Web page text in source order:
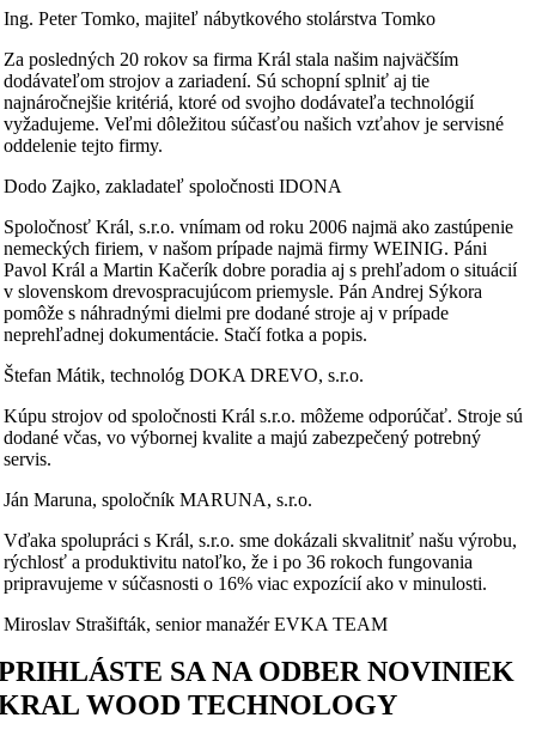
Ing. Peter Tomko, majiteľ nábytkového stolárstva Tomko
Za posledných 20 rokov sa firma Král stala našim najväčším
dodávateľom strojov a zariadení. Sú schopní splniť aj tie
najnáročnejšie kritériá, ktoré od svojho dodávateľa technológií
vyžadujeme. Veľmi dôležitou súčasťou našich vzťahov je servisné
oddelenie tejto firmy.
Dodo Zajko, zakladateľ spoločnosti IDONA
Spoločnosť Král, s.r.o. vnímam od roku 2006 najmä ako zastúpenie
nemeckých firiem, v našom prípade najmä firmy WEINIG. Páni
Pavol Král a Martin Kačerík dobre poradia aj s prehľadom o situácií
v slovenskom drevospracujúcom priemysle. Pán Andrej Sýkora
pomôže s náhradnými dielmi pre dodané stroje aj v prípade
neprehľadnej dokumentácie. Stačí fotka a popis.
Štefan Mátik, technológ DOKA DREVO, s.r.o.
Kúpu strojov od spoločnosti Král s.r.o. môžeme odporúčať. Stroje sú
dodané včas, vo výbornej kvalite a majú zabezpečený potrebný
servis.
Ján Maruna, spoločník MARUNA, s.r.o.
Vďaka spolupráci s Král, s.r.o. sme dokázali skvalitniť našu výrobu,
rýchlosť a produktivitu natoľko, že i po 36 rokoch fungovania
pripravujeme v súčasnosti o 16% viac expozícií ako v minulosti.
Miroslav Strašifták, senior manažér EVKA TEAM
SA NA ODBER NOVINIEK
WOOD TECHNOLOGY